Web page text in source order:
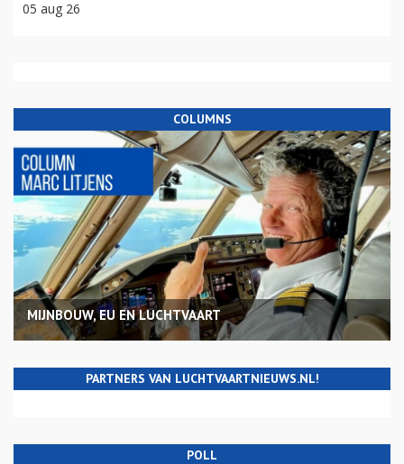
05 aug 26
COLUMNS
MIJNBOUW, EU EN LUCHTVAART
PARTNERS VAN LUCHTVAARTNIEUWS.NL!
POLL